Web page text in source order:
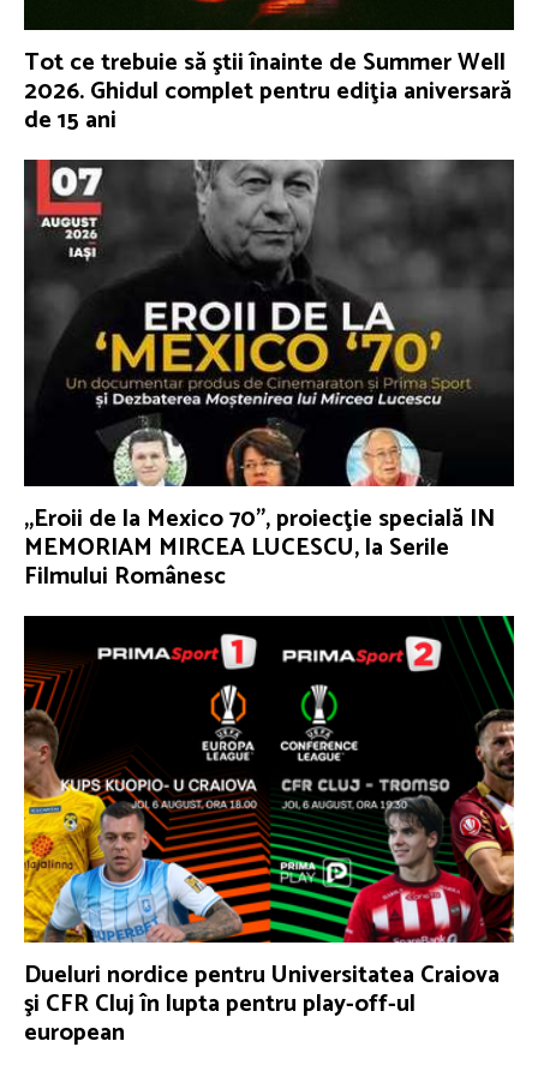
Tot ce trebuie să ştii înainte de Summer Well
2026. Ghidul complet pentru ediţia aniversară
de 15 ani
„Eroii de la Mexico 70”, proiecţie specială IN
MEMORIAM MIRCEA LUCESCU, la Serile
Filmului Românesc
Dueluri nordice pentru Universitatea Craiova
şi CFR Cluj în lupta pentru play-off-ul
european